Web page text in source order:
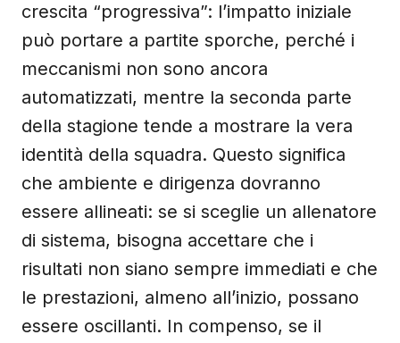
crescita “progressiva”: l’impatto iniziale
può portare a partite sporche, perché i
meccanismi non sono ancora
automatizzati, mentre la seconda parte
della stagione tende a mostrare la vera
identità della squadra. Questo significa
che ambiente e dirigenza dovranno
essere allineati: se si sceglie un allenatore
di sistema, bisogna accettare che i
risultati non siano sempre immediati e che
le prestazioni, almeno all’inizio, possano
essere oscillanti. In compenso, se il